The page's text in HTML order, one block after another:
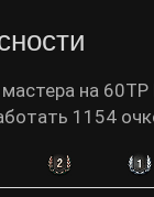
на
1154